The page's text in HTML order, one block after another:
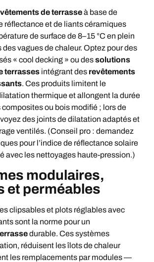
de terrasseà base de
réflectance et de liants céramiques
de surface de 8–15 °C en plein
vagues de chaleur. Optez pour des
« cool decking » ou dessolutions
terrasses intégrant des revêtements
. Ces produits limitent le
thermique et allongent la durée
ou bois modifié ; lors de
des joints de dilatation adaptés et
ventilés. (Conseil pro : demandez
pour l’indice de réflectance solaire
avec les nettoyages haute-pression.)
modulaires,
et perméables
clipsables et plots réglables avec
sont la norme pour un
durable. Ces systèmes
réduisent les îlots de chaleur
les remplacements par modules —